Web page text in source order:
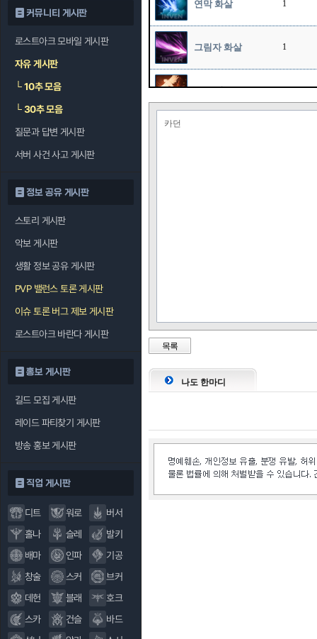
커뮤니티 게시판
로스트아크 모바일 게시판
자유 게시판
└10추 모음
└30추 모음
질문과 답변 게시판
서버 사건 사고 게시판
정보 공유 게시판
스토리 게시판
악보 게시판
생활 정보 공유 게시판
PVP 밸런스 토론 게시판
이슈 토론 버그 제보 게시판
로스트아크 바란다 게시판
홍보 게시판
길드 모집 게시판
레이드 파티찾기 게시판
방송 홍보 게시판
직업 게시판
디트 워로
버서
홀나
슬레
발키
배마
인파
기공
창술
스커
브커
데헌
블래
호크
스카
건슬
바드
연막 화살 1
그림자 화살 1
호크 샷 10
카던
목록
나도 한마디